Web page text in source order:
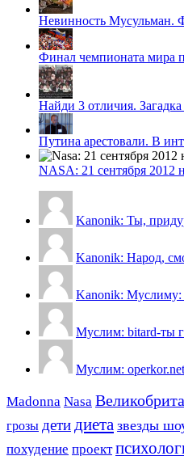
Невинность Мусульман.
Финал чемпионата мира
Найди 3 отличия.
Путина арестовали. В
NASA: 21 сентября 2012
Kanonik: Ты,
Kanonik: Народ,
Kanonik: Муслиму:
Муслим: bitard-ты
Муслим:
Madonna Nasa
грозы дети диета звезды
похудение проект